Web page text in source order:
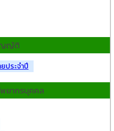
ญญัติ
ประจำปี
ยากรบุคคล